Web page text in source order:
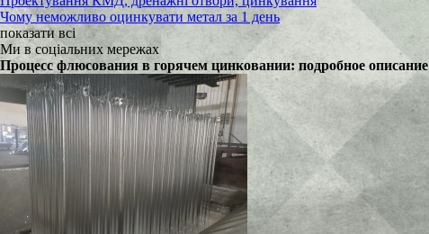
Чому неможливо оцинкувати метал за 1 день
показати всі
Ми в соціальних мережах
​Процесс флюсования в горячем цинковании: подробное описание